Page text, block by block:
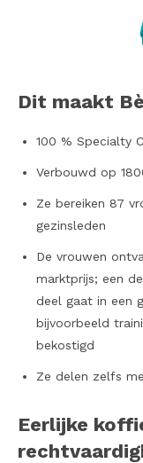
Dit maakt
100 % Specialty
Verbouwd op
Ze bereiken 87
gezinsleden
De vrouwen
marktprijs; een
deel gaat in een
bijvoorbeeld
bekostigd
Ze delen zelfs
Eerlijke